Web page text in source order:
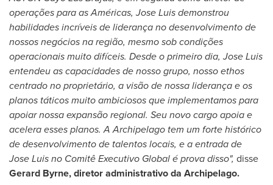
operações para as Américas,Jose Luisdemonstrou
habilidades incríveis de liderança no desenvolvimento de
nossos negócios na região, mesmo sob condições
operacionais muito difíceis. Desde o primeiro dia,Jose Luis
entendeu as capacidades de nosso grupo, nosso ethos
centrado no proprietário, a visão de nossa liderança e os
planos táticos muito ambiciosos que implementamos para
apoiar nossa expansão regional. Seu novo cargo apoia e
acelera esses planos. A Archipelago tem um forte histórico
de desenvolvimento de talentos locais, e a entrada de
Jose Luisno Comitê Executivo Global é prova disso", disse
Gerard Byrne, diretor administrativo da Archipelago.